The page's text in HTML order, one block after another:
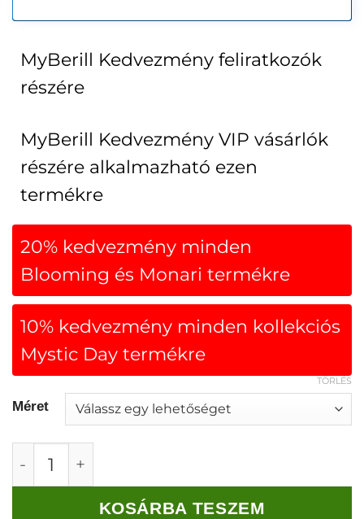
MyBerill Kedvezmény feliratkozók
részére
MyBerill Kedvezmény VIP vásárlók
részére alkalmazható ezen
termékre
20% kedvezmény minden
Blooming és Monari termékre
10% kedvezmény minden kollekciós
Mystic Day termékre
Méret
TÖRLÉS
Monari basic top piros mennyiség
KOSÁRBA TESZEM